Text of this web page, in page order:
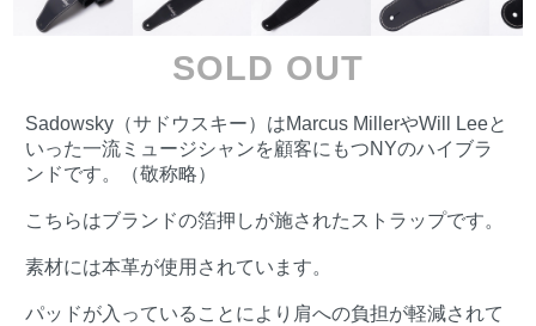
SOLD OUT
Sadowsky（サドウスキー）はMarcus MillerやWill Leeと
いった一流ミュージシャンを顧客にもつNYのハイブラ
ンドです。（敬称略）
こちらはブランドの箔押しが施されたストラップです。
素材には本革が使用されています。
パッドが入っていることにより肩への負担が軽減されて